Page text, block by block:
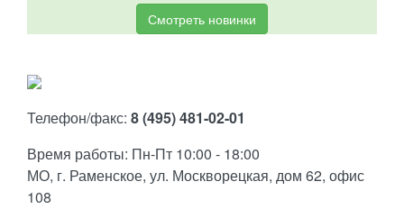
Смотреть новинки
Телефон/факс: 8 (495) 481-02-01
Время работы: Пн-Пт 10:00 - 18:00
МО, г. Раменское, ул. Москворецкая, дом 62, офис
108